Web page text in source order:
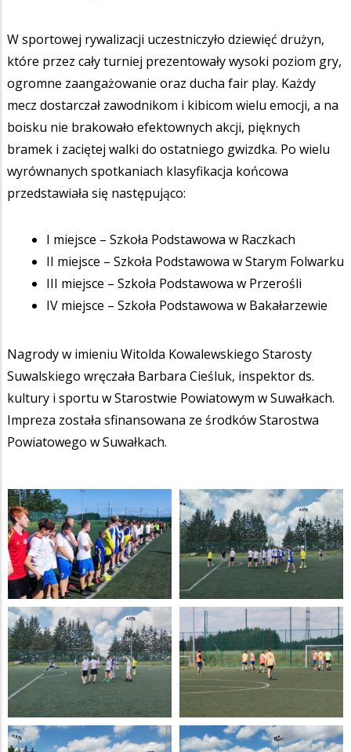
W sportowej rywalizacji uczestniczyło dziewięć drużyn,
które przez cały turniej prezentowały wysoki poziom gry,
ogromne zaangażowanie oraz ducha fair play. Każdy
mecz dostarczał zawodnikom i kibicom wielu emocji, a na
boisku nie brakowało efektownych akcji, pięknych
bramek i zaciętej walki do ostatniego gwizdka. Po wielu
wyrównanych spotkaniach klasyfikacja końcowa
przedstawiała się następująco:
I miejsce – Szkoła Podstawowa w Raczkach
II miejsce – Szkoła Podstawowa w Starym Folwarku
III miejsce – Szkoła Podstawowa w Przerośli
IV miejsce – Szkoła Podstawowa w Bakałarzewie
Nagrody w imieniu Witolda Kowalewskiego Starosty
Suwalskiego wręczała Barbara Cieśluk, inspektor ds.
kultury i sportu w Starostwie Powiatowym w Suwałkach.
Impreza została sfinansowana ze środków Starostwa
Powiatowego w Suwałkach.